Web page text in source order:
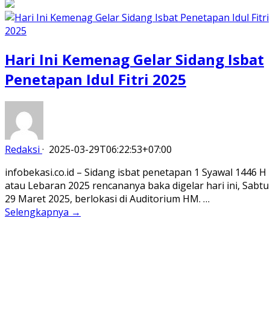
Hari Ini Kemenag Gelar Sidang Isbat
Penetapan Idul Fitri 2025
Redaksi · 2025-03-29T06:22:53+07:00
infobekasi.co.id – Sidang isbat penetapan 1 Syawal 1446 H
atau Lebaran 2025 rencananya baka digelar hari ini, Sabtu
29 Maret 2025, berlokasi di Auditorium HM. …
Selengkapnya →